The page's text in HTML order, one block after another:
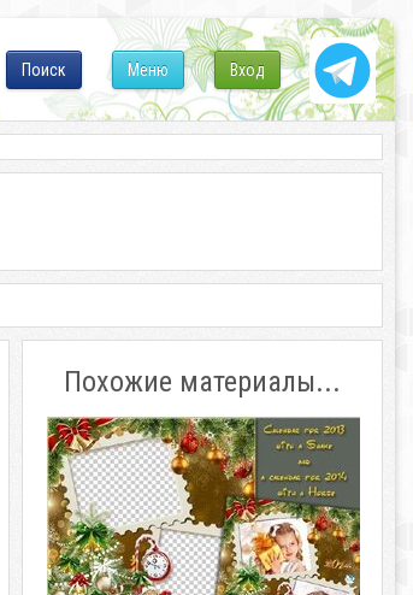
Вход
Меню
Поиск
Похожие материалы...